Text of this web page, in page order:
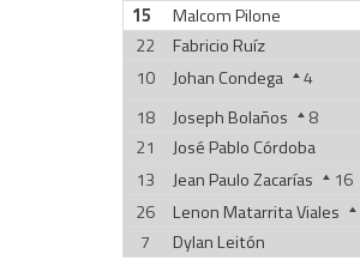
15
Malcom Pilone
22
Fabricio Ruíz
10
Johan Condega 4
18
Joseph Bolaños
8
21
José Pablo Córdoba
13
Jean Paulo Zacarías
16
26
Lenon Matarrita Viales
7
Dylan Leitón